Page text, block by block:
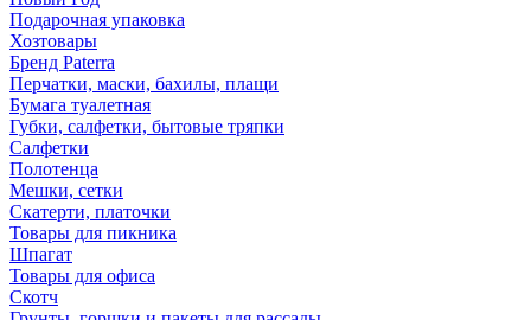
Подарочная упаковка
Хозтовары
Бренд Paterra
Перчатки, маски, бахилы, плащи
Бумага туалетная
Губки, салфетки, бытовые тряпки
Салфетки
Полотенца
Мешки, сетки
Скатерти, платочки
Товары для пикника
Шпагат
Товары для офиса
Скотч